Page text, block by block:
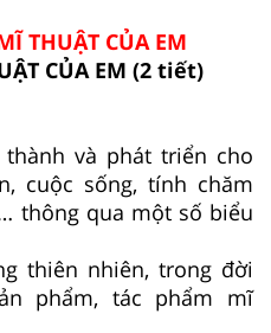
THUẬT CỦA EM
CỦA EM (2 tiết)
và phát triển cho
cuộc sống, tính chăm
thông qua một số biểu
thiên nhiên, trong đời
phẩm, tác phẩm mĩ